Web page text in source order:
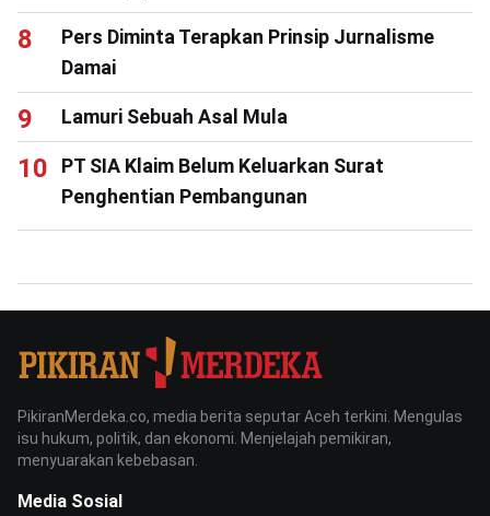
Pers Diminta Terapkan Prinsip Jurnalisme
Damai
Lamuri Sebuah Asal Mula
PT SIA Klaim Belum Keluarkan Surat
Penghentian Pembangunan
PikiranMerdeka.co, media berita seputar Aceh terkini. Mengulas
isu hukum, politik, dan ekonomi. Menjelajah pemikiran,
menyuarakan kebebasan.
Media Sosial